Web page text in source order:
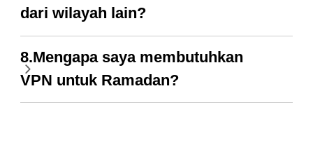
dari wilayah lain?
8.Mengapa saya membutuhkan
VPN untuk Ramadan?